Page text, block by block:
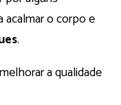
acalmar o corpo e
.
a qualidade